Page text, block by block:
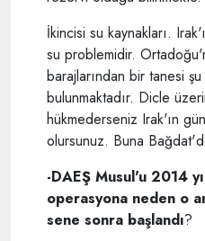
İkincisi su kaynakları.
su problemidir.
barajlarından bir tanesi
bulunmaktadır. Dicle
hükmederseniz Irak'ın
olursunuz. Buna
-DAEŞ Musul'u 2014
operasyona neden o
sene sonra başlandı?